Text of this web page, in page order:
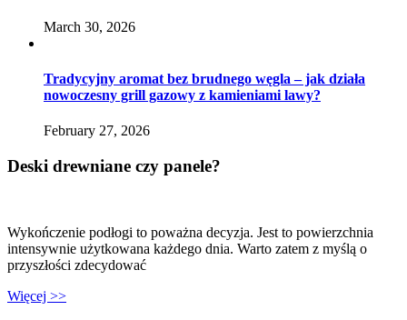
March 30, 2026
Tradycyjny aromat bez brudnego węgla – jak działa
nowoczesny grill gazowy z kamieniami lawy?
February 27, 2026
Deski drewniane czy panele?
Wykończenie podłogi to poważna decyzja. Jest to powierzchnia
intensywnie użytkowana każdego dnia. Warto zatem z myślą o
przyszłości zdecydować
Więcej >>